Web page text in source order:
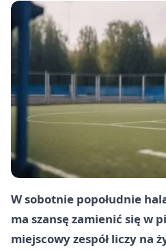
W sobotnie popołudnie
ma szansę zamienić się w
miejscowy zespół liczy na